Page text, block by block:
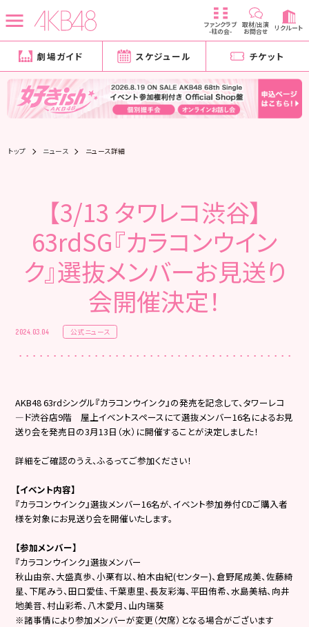
ファンクラブ
-柱の会-
取材/出演
お問合せ リクルート
劇場ガイド スケジュール チケット
トップ ニュース ニュース詳細
【3/13 タワレコ渋谷】
63rdSG『カラコンウイン
ク』選抜メンバーお見送り
会開催決定！
2024.03.04 公式ニュース
AKB48 63rdシングル『カラコンウインク』の発売を記念して、タワーレコ
―ド渋谷店9階 屋上イベントスペースにて選抜メンバー16名によるお見
送り会を発売日の3月13日（水）に開催することが決定しました！
詳細をご確認のうえ、ふるってご参加ください！
【イベント内容】
『カラコンウインク』選抜メンバー16名が、イベント参加券付CDご購入者
様を対象にお見送り会を開催いたします。
【参加メンバー】
『カラコンウインク』選抜メンバー
秋山由奈、大盛真歩、小栗有以、柏木由紀(センター)、倉野尾成美、佐藤綺
星、下尾みう、田口愛佳、千葉恵里、長友彩海、平田侑希、水島美結、向井
地美音、村山彩希、八木愛月、山内瑞葵
※諸事情により参加メンバーが変更（欠席）となる場合がございます